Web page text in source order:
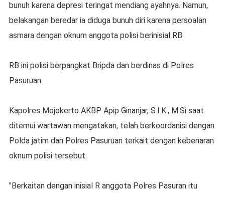
bunuh karena depresi teringat mendiang ayahnya. Namun,
belakangan beredar ia diduga bunuh diri karena persoalan
asmara dengan oknum anggota polisi berinisial RB.
RB ini polisi berpangkat Bripda dan berdinas di Polres
Pasuruan.
Kapolres Mojokerto AKBP Apip Ginanjar, S.I.K., M.Si saat
ditemui wartawan mengatakan, telah berkoordanisi dengan
Polda jatim dan Polres Pasuruan terkait dengan kebenaran
oknum polisi tersebut.
"Berkaitan dengan inisial R anggota Polres Pasuran itu